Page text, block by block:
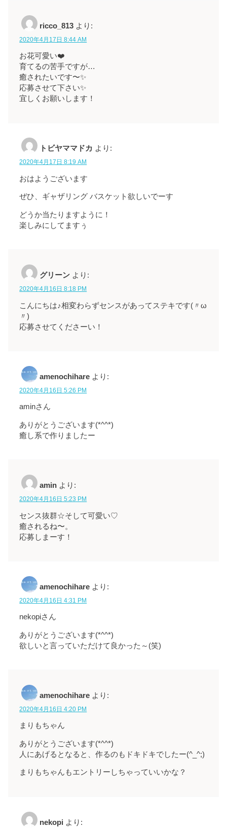
ricco_813 より:
2020年4月17日 8:44 AM
お花可愛い❤️
育てるの苦手ですが…
癒されたいです〜✨
応募させて下さい✨
宜しくお願いします！
トビヤママドカ より:
2020年4月17日 8:19 AM
おはようございます
ぜひ、ギャザリング バスケット欲しいでーす
どうか当たりますように！
楽しみにしてますぅ
グリーン より:
2020年4月16日 8:18 PM
こんにちは♪相変わらずセンスがあってステキです(〃ω
〃)
応募させてくださーい！
amenochihare より:
2020年4月16日 5:26 PM
aminさん
ありがとうございます(*^^*)
癒し系で作りましたー
amin より:
2020年4月16日 5:23 PM
センス抜群☆そして可愛い♡
癒されるね〜。
応募しまーす！
amenochihare より:
2020年4月16日 4:31 PM
nekopiさん
ありがとうございます(*^^*)
欲しいと言っていただけて良かった～(笑)
amenochihare より:
2020年4月16日 4:20 PM
まりもちゃん
ありがとうございます(*^^*)
人にあげるとなると、作るのもドキドキでしたー(^_^;)
まりもちゃんもエントリーしちゃっていいかな？
nekopi より: